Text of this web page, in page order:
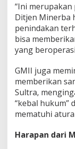
“Ini
Ditjen Minerba
penindakan
bisa
yang
GMII juga
memberikan
Sultra,
“kebal hukum”
mematuhi
Harapan dari